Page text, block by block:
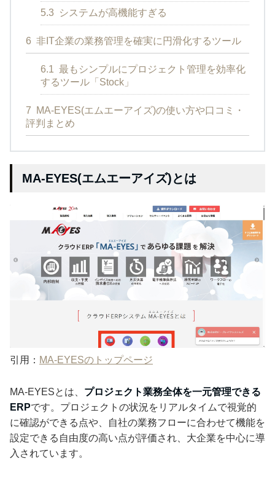
5.3 システムが高機能すぎる
6 非IT企業の業務管理を確実に円滑化するツール
6.1 最もシンプルにプロジェクト管理を効率化
するツール「Stock」
7
MA-EYES(エムエーアイズ)の使い方や口コミ・
評判まとめ
MA-EYES(エムエーアイズ)とは
引用： MA-EYESのトップページ
MA-EYESとは、 プロジェクト業務全体を一元管理できる
ERPです。プロジェクトの状況をリアルタイムで視覚的
に確認ができる点や、自社の業務フローに合わせて機能を
設定できる自由度の高い点が評価され、大企業を中心に導
入されています。